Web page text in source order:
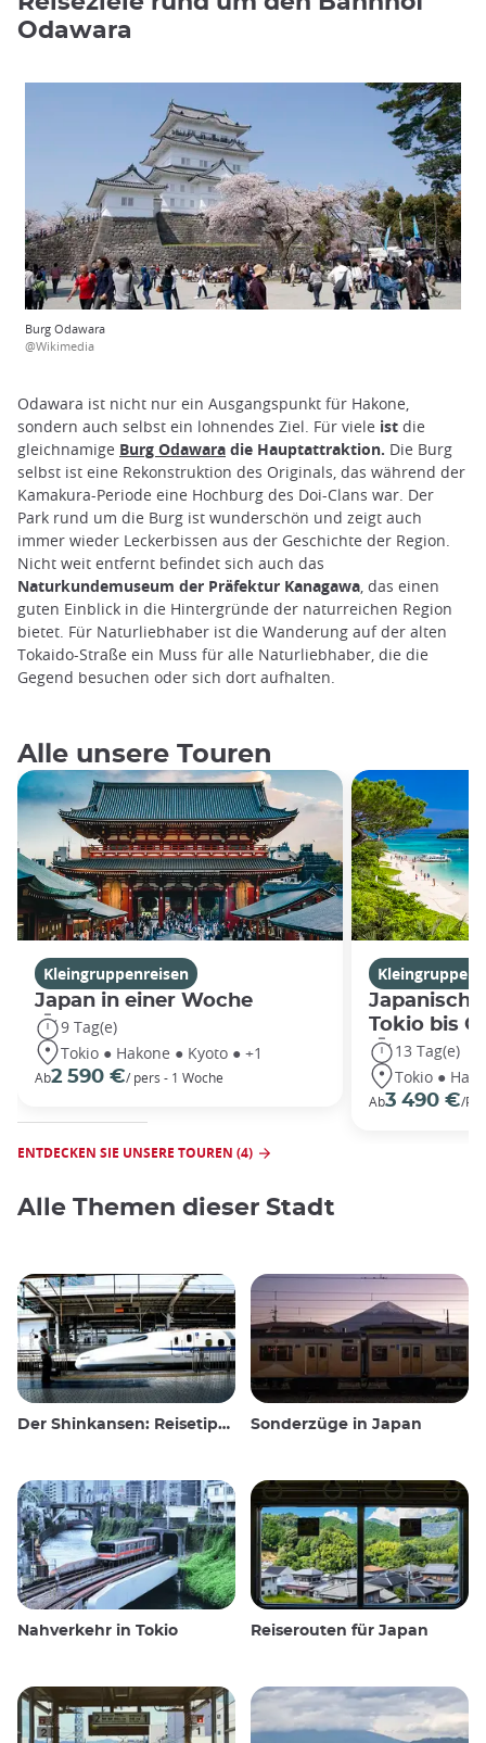
Odawara
Burg Odawara
@Wikimedia
Odawara ist nicht nur ein Ausgangspunkt für Hakone,
sondern auch selbst ein lohnendes Ziel. Für viele ist die
gleichnamige Burg Odawara die Hauptattraktion. Die Burg
selbst ist eine Rekonstruktion des Originals, das während der
Kamakura-Periode eine Hochburg des Doi-Clans war. Der
Park rund um die Burg ist wunderschön und zeigt auch
immer wieder Leckerbissen aus der Geschichte der Region.
Nicht weit entfernt befindet sich auch das
Naturkundemuseum der Präfektur Kanagawa, das einen
guten Einblick in die Hintergründe der naturreichen Region
bietet. Für Naturliebhaber ist die Wanderung auf der alten
Tokaido-Straße ein Muss für alle Naturliebhaber, die die
Gegend besuchen oder sich dort aufhalten.
Alle unsere Touren
Kleingruppenreisen
Japan in einer Woche
9 Tag(e)
Tokio ● Hakone ● Kyoto ● +1
Ab2 590 €/ pers - 1 Woche
Tokio bis
13 Tag(e)
Tokio ●
Ab3 490 €/
ENTDECKEN SIE UNSERE TOUREN (4)
Alle Themen dieser Stadt
Der Shinkansen: Reisetipps für den japanischen Hochgeschwindigkeitszug Sonderzüge in Japan
Nahverkehr in Tokio Reiserouten für Japan